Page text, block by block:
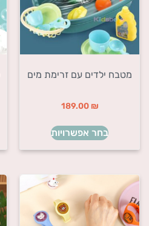
מטבח ילדים עם זרימת מים
189.00 ₪
בחר אפשרויות